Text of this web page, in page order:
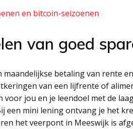
en bitcoin-seizoenen
van goed
betaling van rente
van een lijfrente of
voor jou en je leendoel met de
een mini lening ontvang je het
het veerpont in Meeswijk is